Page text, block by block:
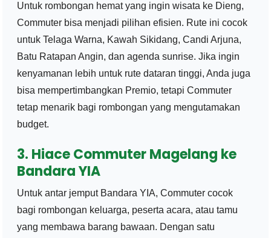
Untuk rombongan hemat yang ingin wisata ke Dieng,
Commuter bisa menjadi pilihan efisien. Rute ini cocok
untuk Telaga Warna, Kawah Sikidang, Candi Arjuna,
Batu Ratapan Angin, dan agenda sunrise. Jika ingin
kenyamanan lebih untuk rute dataran tinggi, Anda juga
bisa mempertimbangkan Premio, tetapi Commuter
tetap menarik bagi rombongan yang mengutamakan
budget.
3. Hiace Commuter Magelang ke
Bandara YIA
Untuk antar jemput Bandara YIA, Commuter cocok
bagi rombongan keluarga, peserta acara, atau tamu
yang membawa barang bawaan. Dengan satu